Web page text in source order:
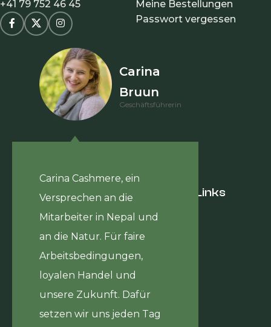
+41 79 752 46 45
Carina Cashmere, ein
Versprechen an die
Mitarbeiter in Nepal und
an die Natur. Für faire
Arbeitsbedingungen,
loyalen Handel und
unsere Zukunft. Dafür
setzen wir uns jeden Tag
Carina
Bruun
Geschäftsführerin
Meine Bestellungen
Passwort vergessen
Hilfreiche Links
Journal
Über uns
Kontakt